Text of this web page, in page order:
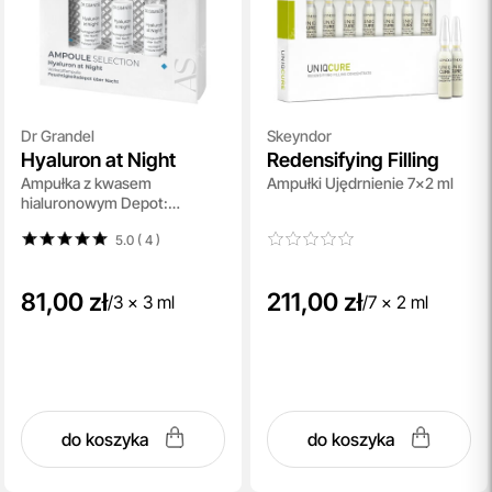
Dr Grandel
Hyaluron at Night
Ampułka z kwasem
hialuronowym Depot:
nawilżenie 3x3 ml
5.0 ( 4)
81,00 zł/3 x 3 ml
do koszyka
Skeyndor
Redensifying Filling
Ampułki Ujędrnienie 7x2 ml
211,00 zł/7 x 2 ml
do koszyka